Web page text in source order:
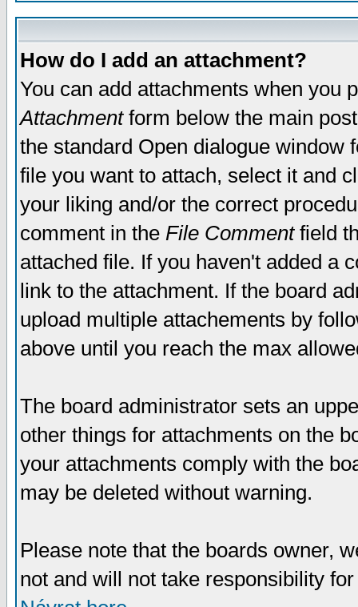
How do I add an attachment?
You can add attachments when you
Attachmentform below the main
the standard Open dialogue window
file you want to attach, select it and
your liking and/or the correct
comment in the File Commentfield
attached file. If you haven't added a
link to the attachment. If the board
upload multiple attachements by
above until you reach the max
The board administrator sets an
other things for attachments on the
your attachments comply with the
may be deleted without warning.
Please note that the boards owner,
not and will not take responsibility